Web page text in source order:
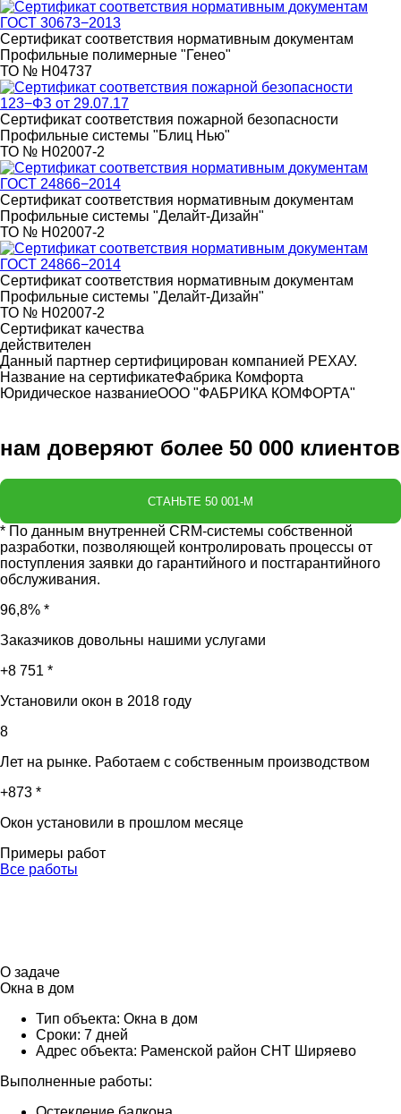
Сертификат соответствия нормативным документам
Профильные полимерные "Генео"
ТО № H04737
Сертификат соответствия пожарной безопасности
Профильные системы "Блиц Нью"
ТО № H02007-2
Сертификат соответствия нормативным документам
Профильные системы "Делайт-Дизайн"
ТО № H02007-2
Сертификат соответствия нормативным документам
Профильные системы "Делайт-Дизайн"
ТО № H02007-2
Сертификат качества
действителен
Данный партнер сертифицирован компанией РЕХАУ.
Название на сертификатеФабрика Комфорта
Юридическое названиеООО "ФАБРИКА КОМФОРТА"
нам доверяют более 50 000 клиентов
СТАНЬТЕ 50 001-М
* По данным внутренней CRM-системы собственной
разработки, позволяющей контролировать процессы от
поступления заявки до гарантийного и постгарантийного
обслуживания.
96,8% *
Заказчиков довольны нашими услугами
+8 751 *
Установили окон в 2018 году
8
Лет на рынке. Работаем с собственным производством
+873 *
Окон установили в прошлом месяце
Примеры работ
Все работы
О задаче
Окна в дом
Тип объекта: Окна в дом
Сроки: 7 дней
Адрес объекта: Раменской район СНТ Ширяево
Выполненные работы: